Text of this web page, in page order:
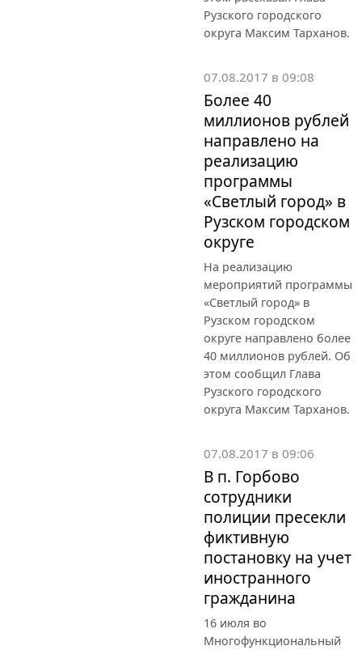
Рузского городского
округа Максим Тарханов.
07.08.2017 в 09:08
Более 40
миллионов рублей
направлено на
реализацию
программы
«Светлый город» в
Рузском городском
округе
На реализацию
мероприятий программы
«Светлый город» в
Рузском городском
округе направлено более
40 миллионов рублей. Об
этом сообщил Глава
Рузского городского
округа Максим Тарханов.
07.08.2017 в 09:06
В п. Горбово
сотрудники
полиции пресекли
фиктивную
постановку на учет
иностранного
гражданина
16 июля во
Многофункциональный